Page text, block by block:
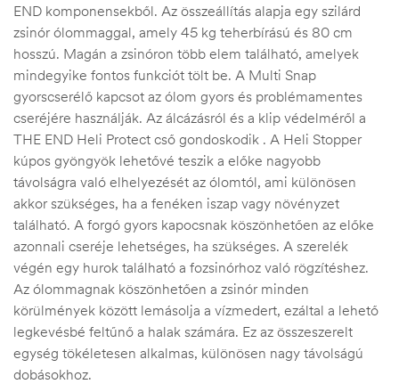
END komponensekből. Az összeállítás alapja egy szilárd
zsinór ólommaggal, amely 45 kg teherbírású és 80 cm
hosszú. Magán a zsinóron több elem található, amelyek
mindegyike fontos funkciót tölt be. A Multi Snap
gyorscserélő kapcsot az ólom gyors és problémamentes
cseréjére használják. Az álcázásról és a klip védelméről a
THE END Heli Protect cső gondoskodik . A Heli Stopper
kúpos gyöngyök lehetővé teszik a előke nagyobb
távolságra való elhelyezését az ólomtól, ami különösen
akkor szükséges, ha a fenéken iszap vagy növényzet
található. A forgó gyors kapocsnak köszönhetően az előke
azonnali cseréje lehetséges, ha szükséges. A szerelék
végén egy hurok található a fozsinórhoz való rögzítéshez.
Az ólommagnak köszönhetően a zsinór minden
körülmények között lemásolja a vízmedert, ezáltal a lehető
legkevésbé feltűnő a halak számára. Ez az összeszerelt
egység tökéletesen alkalmas, különösen nagy távolságú
dobásokhoz.